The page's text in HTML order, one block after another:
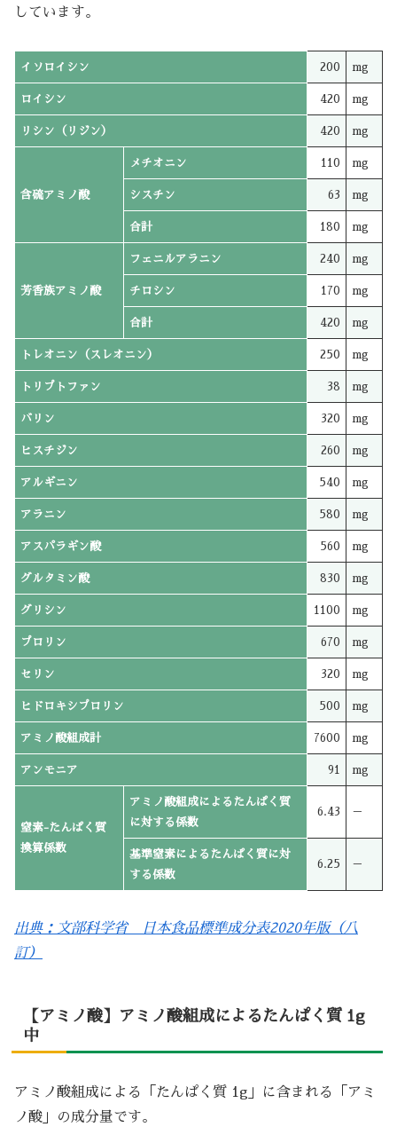
しています。
イソロイシン 200 mg
ロイシン 420 mg
リシン（リジン） 420 mg
含硫アミノ酸
メチオニン 110 mg
シスチン 63 mg
合計 180 mg
芳香族アミノ酸
フェニルアラニン 240 mg
チロシン 170 mg
合計 420 mg
トレオニン（スレオニン） 250 mg
トリプトファン 38 mg
バリン 320 mg
ヒスチジン 260 mg
アルギニン 540 mg
アラニン 580 mg
アスパラギン酸 560 mg
グルタミン酸 830 mg
グリシン 1100 mg
プロリン 670 mg
セリン 320 mg
ヒドロキシプロリン 500 mg
アミノ酸組成計 7600 mg
アンモニア 91 mg
窒素-たんぱく質
換算係数
アミノ酸組成によるたんぱく質
に対する係数
6.43 －
基準窒素によるたんぱく質に対
する係数
6.25 －
出典：文部科学省 日本食品標準成分表2020年版（八
訂）
【アミノ酸】アミノ酸組成によるたんぱく質 1g
中
アミノ酸組成による「たんぱく質 1g」に含まれる「アミ
ノ酸」の成分量です。